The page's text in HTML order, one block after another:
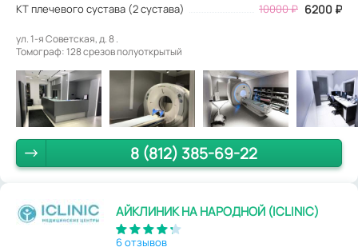
КТ плечевого сустава (2 сустава) 10000 ₽ 6200 ₽
ул. 1-я Советская, д. 8 .
Томограф: 128 срезов полуоткрытый
8 (812) 385-69-22
АЙКЛИНИК НА НАРОДНОЙ (ICLINIC)
6 отзывов